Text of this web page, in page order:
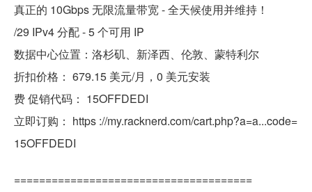
真正的 10Gbps 无限流量带宽 - 全天候使用并维持！
/29 IPv4 分配 - 5 个可用 IP
数据中心位置：洛杉矶、新泽西、伦敦、蒙特利尔
折扣价格： 679.15 美元/月，0 美元安装
费 促销代码： 15OFFDEDI
立即订购： https ://my.racknerd.com/cart.php?a=a...code=
15OFFDEDI
======================================